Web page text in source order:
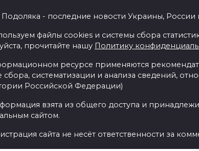
Подоляка - последние новости Украины, России
файлы cookies и системы сбора
прочитайте нашу Политику
ресурсе применяются
сбора, систематизации и анализа сведений,
Российской Федерации)
взята из общего доступа и
сайтом.
сайта не несёт ответственности за